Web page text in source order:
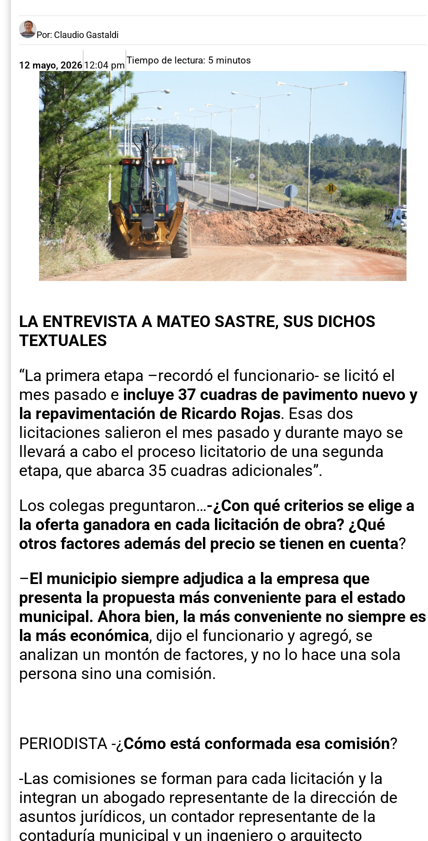
Por: Claudio Gastaldi
12 mayo, 202612:04 pmTiempo de lectura: 5 minutos
LA ENTREVISTA A MATEO SASTRE, SUS DICHOS
TEXTUALES
“La primera etapa –recordó el funcionario- se licitó el
mes pasado e incluye 37 cuadras de pavimento nuevo y
la repavimentación de Ricardo Rojas. Esas dos
licitaciones salieron el mes pasado y durante mayo se
llevará a cabo el proceso licitatorio de una segunda
etapa, que abarca 35 cuadras adicionales”.
Los colegas preguntaron…-¿Con qué criterios se elige a
la oferta ganadora en cada licitación de obra? ¿Qué
otros factores además del precio se tienen en cuenta?
–El municipio siempre adjudica a la empresa que
presenta la propuesta más conveniente para el estado
municipal. Ahora bien, la más conveniente no siempre es
la más económica, dijo el funcionario y agregó, se
analizan un montón de factores, y no lo hace una sola
persona sino una comisión.
PERIODISTA -¿Cómo está conformada esa comisión?
-Las comisiones se forman para cada licitación y la
integran un abogado representante de la dirección de
asuntos jurídicos, un contador representante de la
contaduría municipal y un ingeniero o arquitecto